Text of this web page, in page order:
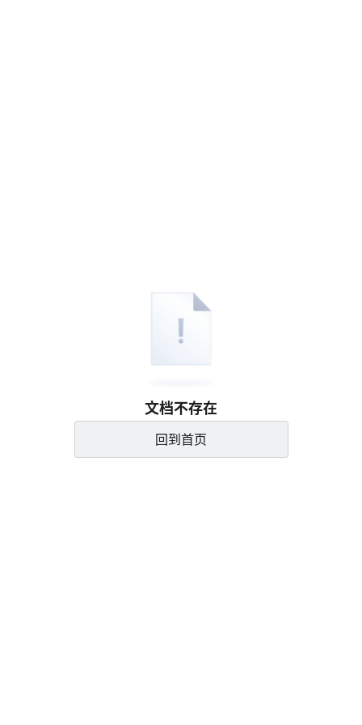
文档不存在
回到首页